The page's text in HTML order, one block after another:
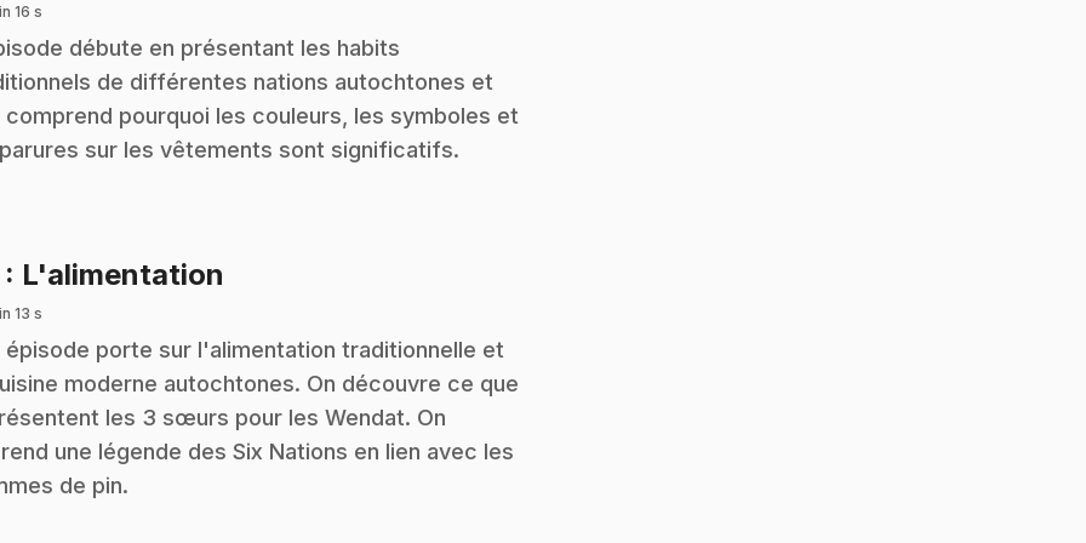
16 s
débute en présentant les habits
de différentes nations autochtones et
comprend pourquoi les couleurs, les symboles et
sur les vêtements sont significatifs.
: L'alimentation
13 s
épisode porte sur l'alimentation traditionnelle et
moderne autochtones. On découvre ce que
les 3 sœurs pour les Wendat. On
une légende des Six Nations en lien avec les
de pin.